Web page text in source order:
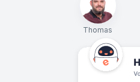
Thomas